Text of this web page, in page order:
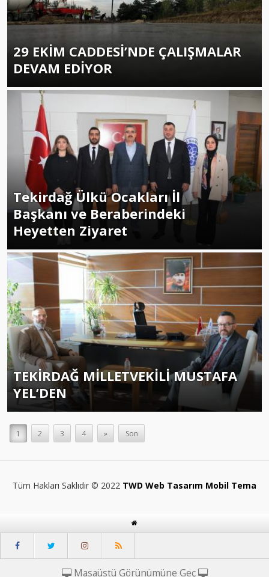
29 EKİM CADDESİ’NDE ÇALIŞMALAR
DEVAM EDİYOR
Tekirdağ Ülkü Ocakları İl
Başkanı ve Beraberindeki
Heyetten Ziyaret
TEKİRDAĞ MİLLETVEKİLİ MUSTAFA
YEL’DEN
1 2 3 4 » Son
Tüm Hakları Saklıdır © 2022 TWD Web Tasarım Mobil Tema
Masaüstü Görünümüne Geç